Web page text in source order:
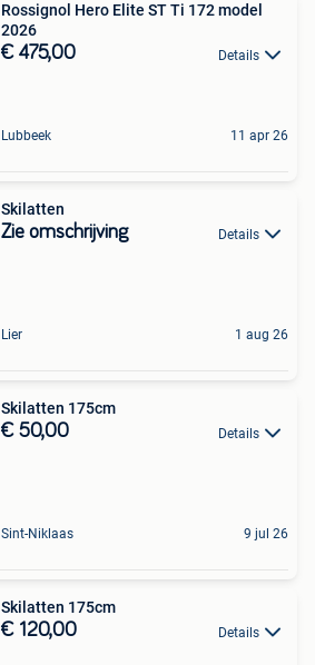
Rossignol Hero Elite ST Ti 172 model
2026
€ 475,00 Details
Lubbeek 11 apr 26
Skilatten
Zie omschrijving Details
Lier 1 aug 26
Skilatten 175cm
€ 50,00 Details
Sint-Niklaas 9 jul 26
Skilatten 175cm
€ 120,00 Details